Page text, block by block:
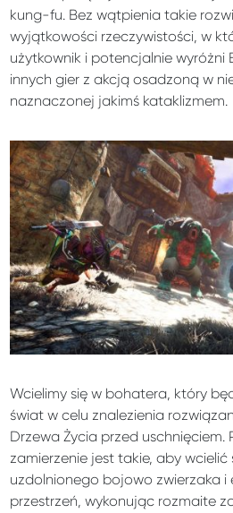
kung-fu. Bez wątpienia takie
wyjątkowości rzeczywistości, w
użytkownik i potencjalnie wyróżni
innych gier z akcją osadzoną w
naznaczonej jakimś kataklizmem.
Wcielimy się w bohatera, który
świat w celu znalezienia
Drzewa Życia przed uschnięciem.
zamierzenie jest takie, aby
uzdolnionego bojowo zwierzaka
przestrzeń, wykonując rozmaite